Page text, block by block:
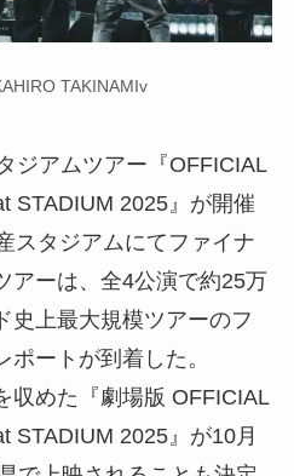
TAKINAMIv
ジアムツアー『OFFICIAL
STADIUM 2025』が開催
スタジアムにてファイナ
アーは、全4公演で約25万
史上最大規模ツアーのフ
ポートが到着した。
収めた『劇場版 OFFICIAL
STADIUM 2025』が10月